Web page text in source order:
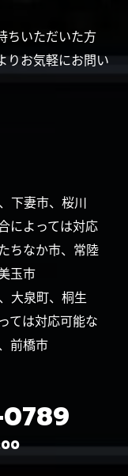
ちいただいた方
りお気軽にお問い
下妻市、桜川
によっては対応
ちなか市、常陸
玉市
大泉町、桐生
ては対応可能な
前橋市